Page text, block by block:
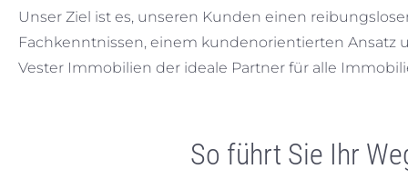
Unser Ziel ist es, unseren Kunden einen
Fachkenntnissen, einem kundenorientierten Ansatz
Vester Immobilien der ideale Partner für alle
So führt Sie Ihr